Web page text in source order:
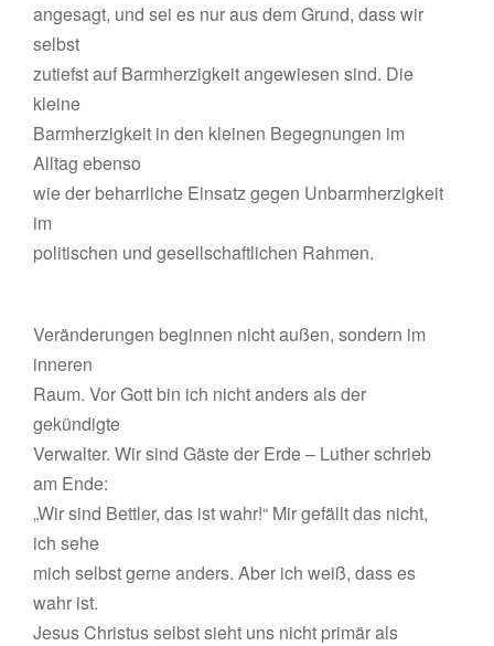
angesagt, und sei es nur aus dem Grund, dass wir
selbst
zutiefst auf Barmherzigkeit angewiesen sind. Die
kleine
Barmherzigkeit in den kleinen Begegnungen im
Alltag ebenso
wie der beharrliche Einsatz gegen Unbarmherzigkeit
im
politischen und gesellschaftlichen Rahmen.
Veränderungen beginnen nicht außen, sondern im
inneren
Raum. Vor Gott bin ich nicht anders als der
gekündigte
Verwalter. Wir sind Gäste der Erde – Luther schrieb
am Ende:
„Wir sind Bettler, das ist wahr!“ Mir gefällt das nicht,
ich sehe
mich selbst gerne anders. Aber ich weiß, dass es
wahr ist.
Jesus Christus selbst sieht uns nicht primär als